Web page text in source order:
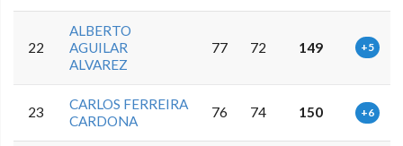
22
ALBERTO
AGUILAR
ALVAREZ
77 72 149 +5
23
CARLOS FERREIRA
CARDONA
76 74 150 +6